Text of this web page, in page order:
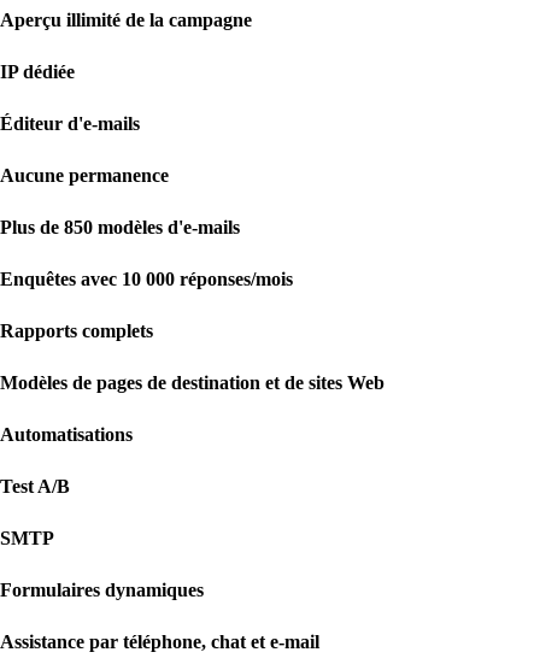
Aperçu illimité de la campagne
IP dédiée
Éditeur d'e-mails
Aucune permanence
Plus de 850 modèles d'e-mails
Enquêtes avec 10 000 réponses/mois
Rapports complets
Modèles de pages de destination et de sites Web
Automatisations
Test A/B
SMTP
Formulaires dynamiques
Assistance par téléphone, chat et e-mail